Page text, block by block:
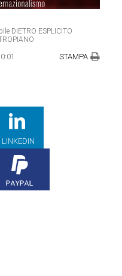
DIETRO ESPLICITO
STAMPA
LINKEDIN